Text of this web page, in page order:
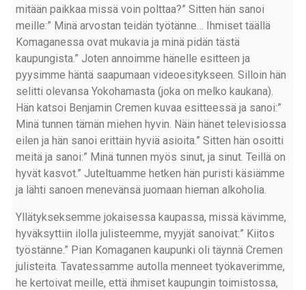
mitään paikkaa missä voin polttaa?” Sitten hän sanoi
meille:” Minä arvostan teidän työtänne… Ihmiset täällä
Komaganessa ovat mukavia ja minä pidän tästä
kaupungista.” Joten annoimme hänelle esitteen ja
pyysimme häntä saapumaan videoesitykseen. Silloin hän
selitti olevansa Yokohamasta (joka on melko kaukana).
Hän katsoi Benjamin Cremen kuvaa esitteessä ja sanoi:”
Minä tunnen tämän miehen hyvin. Näin hänet televisiossa
eilen ja hän sanoi erittäin hyviä asioita.” Sitten hän osoitti
meitä ja sanoi:” Minä tunnen myös sinut, ja sinut. Teillä on
hyvät kasvot.” Juteltuamme hetken hän puristi käsiämme
ja lähti sanoen menevänsä juomaan hieman alkoholia.
Yllätykseksemme jokaisessa kaupassa, missä kävimme,
hyväksyttiin ilolla julisteemme, myyjät sanoivat:” Kiitos
työstänne.” Pian Komaganen kaupunki oli täynnä Cremen
julisteita. Tavatessamme autolla menneet työkaverimme,
he kertoivat meille, että ihmiset kaupungin toimistossa,